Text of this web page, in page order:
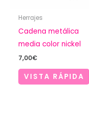
Herrajes
Cadena metálica
media color nickel
7,00€
VISTA RÁPIDA